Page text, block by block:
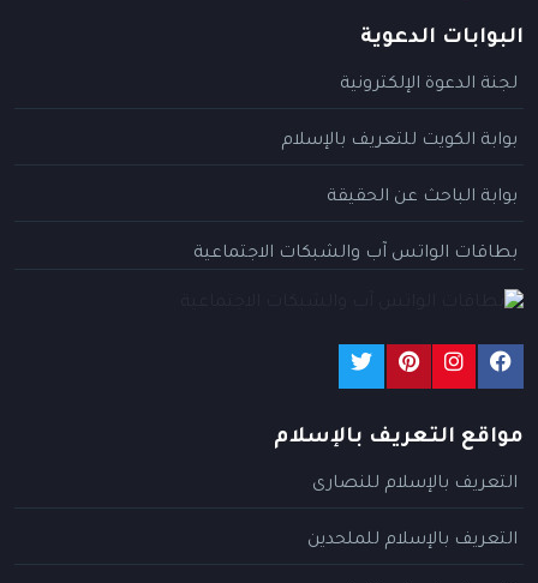
البوابات الدعوية
لجنة الدعوة الإلكترونية
بوابة الكويت للتعريف بالإسلام
بوابة الباحث عن الحقيقة
بطاقات الواتس آب والشبكات الاجتماعية
مواقع التعريف بالإسلام
التعريف بالإسلام للنصارى
التعريف بالإسلام للملحدين